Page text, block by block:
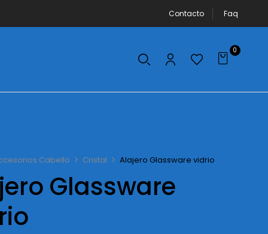
Contacto Faq
0
Cabello Cristal Alajero Glassware vidrio
Glassware